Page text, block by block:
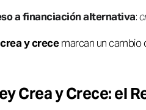
a financiación alternativa:
y crecemarcan un cambio
Crea y Crece: el